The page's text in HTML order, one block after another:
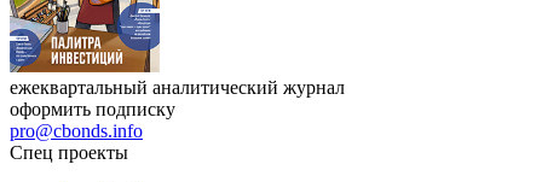
ежеквартальный аналитический журнал
оформить подписку
pro@cbonds.info
Спец проекты